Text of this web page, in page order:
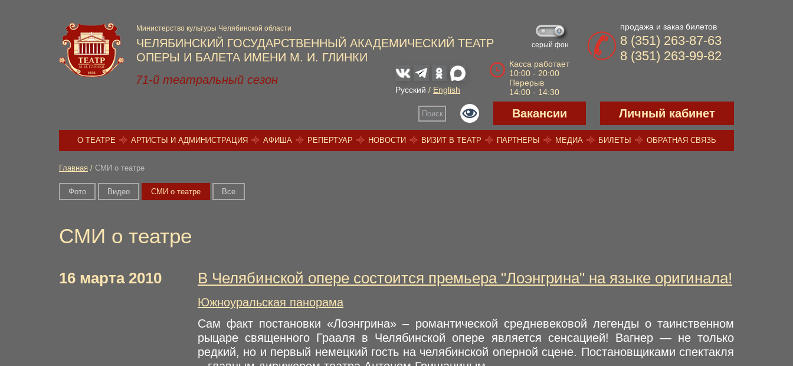
ЧЕЛЯБИНСКИЙ ГОСУДАРСТВЕННЫЙ АКАДЕМИЧЕСКИЙ ТЕАТР
ОПЕРЫ И БАЛЕТА ИМЕНИ М. И. ГЛИНКИ
Министерство культуры Челябинской области
серый фон
Касса работает
10:00 - 20:00
Перерыв
14:00 - 14:30
Русский / English
продажа и заказ билетов
8 (351) 263-87-63
8 (351) 263-99-82
71-й театральный сезон
Поиск Вакансии Личный кабинет
О ТЕАТРЕ АРТИСТЫ И АДМИНИСТРАЦИЯ АФИША РЕПЕРТУАР НОВОСТИ ВИЗИТ В ТЕАТР ПАРТНЕРЫ МЕДИА БИЛЕТЫ ОБРАТНАЯ СВЯЗЬ
Главная / СМИ о театре
Фото Видео СМИ о театре Вce
СМИ о театре
16 марта 2010 В Челябинской опере состоится премьера "Лоэнгрина" на языке оригинала!
Южноуральская панорама
Сам факт постановки «Лоэнгрина» – романтической средневековой легенды о таинственном
рыцаре священного Грааля в Челябинской опере является сенсацией! Вагнер — не только
редкий, но и первый немецкий гость на челябинской оперной сцене. Постановщиками спектакля